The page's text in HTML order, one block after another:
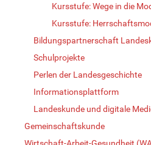
Kursstufe: Wege in die
Kursstufe:
Bildungspartnerschaft
Schulprojekte
Perlen der Landesgeschichte
Informationsplattform
Landeskunde und digitale
Gemeinschaftskunde